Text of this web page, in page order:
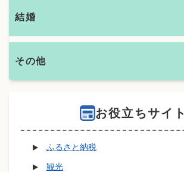
結婚
その他
お役立ちサイト
ふるさと納税
観光